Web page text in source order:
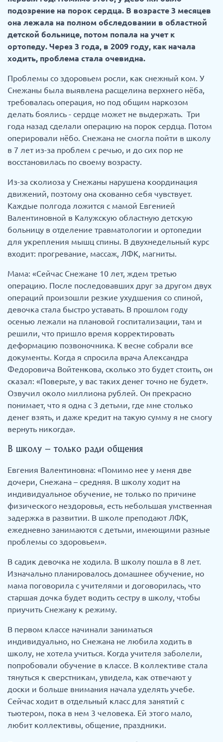
подозрение на порок сердца. В возрасте 3 месяцев
она лежала на полном обследовании в областной
детской больнице, потом попала на учет к
ортопеду. Через 3 года, в 2009 году, как начала
ходить, проблема стала очевидна.
Проблемы со здоровьем росли, как снежный ком. У
Снежаны была выявлена расщелина верхнего нёба,
требовалась операция, но под общим наркозом
делать боялись - сердце может не выдержать. Три
года назад сделали операцию на порок сердца. Потом
оперировали нёбо. Снежана не смогла пойти в школу
в 7 лет из-за проблем с речью, и до сих пор не
восстановилась по своему возрасту.
Из-за сколиоза у Снежаны нарушена координация
движений, поэтому она скованно себя чувствует.
Каждые полгода ложится с мамой Евгенией
Валентиновной в Калужскую областную детскую
больницу в отделение травматологии и ортопедии
для укрепления мышц спины. В двухнедельный курс
входит: прогревание, массаж, ЛФК, магниты.
Мама: «Сейчас Снежане 10 лет, ждем третью
операцию. После последовавших друг за другом двух
операций произошли резкие ухудшения со спиной,
девочка стала быстро уставать. В прошлом году
осенью лежали на плановой госпитализации, там и
решили, что пришло время корректировать
деформацию позвоночника. К весне собрали все
документы. Когда я спросила врача Александра
Федоровича Войтенкова, сколько это будет стоить, он
сказал: «Поверьте, у вас таких денег точно не будет».
Озвучил около миллиона рублей. Он прекрасно
понимает, что я одна с 3 детьми, где мне столько
денег взять, и даже кредит на такую сумму я не смогу
вернуть никогда».
В школу – только ради общения
Евгения Валентиновна: «Помимо нее у меня две
дочери, Снежана – средняя. В школу ходит на
индивидуальное обучение, не только по причине
физического нездоровья, есть небольшая умственная
задержка в развитии. В школе преподают ЛФК,
ежедневно занимаются с детьми, имеющими разные
проблемы со здоровьем».
В садик девочка не ходила. В школу пошла в 8 лет.
Изначально планировалось домашнее обучение, но
мама поговорила с учителями и договорилась, что
старшая дочка будет водить сестру в школу, чтобы
приучить Снежану к режиму.
В первом классе начинали заниматься
индивидуально, но Снежана не любила ходить в
школу, не хотела учиться. Когда учителя заболели,
попробовали обучение в классе. В коллективе стала
тянуться к сверстникам, увидела, как отвечают у
доски и больше внимания начала уделять учебе.
Сейчас ходит в отдельный класс для занятий с
тьютером, пока в нем 3 человека. Ей этого мало,
любит коллективы, общение, праздники.